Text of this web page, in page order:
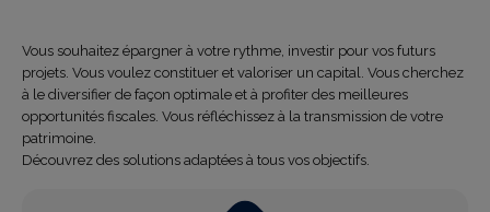
Vous souhaitez épargner à votre rythme, investir pour vos futurs
projets. Vous voulez constituer et valoriser un capital. Vous cherchez
à le diversifier de façon optimale et à profiter des meilleures
opportunités fiscales. Vous réfléchissez à la transmission de votre
patrimoine.
Découvrez des solutions adaptées à tous vos objectifs.